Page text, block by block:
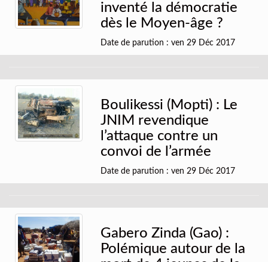
inventé la démocratie
dès le Moyen-âge ?
Date de parution : ven 29 Déc 2017
Boulikessi (Mopti) : Le
JNIM revendique
l’attaque contre un
convoi de l’armée
Date de parution : ven 29 Déc 2017
Gabero Zinda (Gao) :
Polémique autour de la